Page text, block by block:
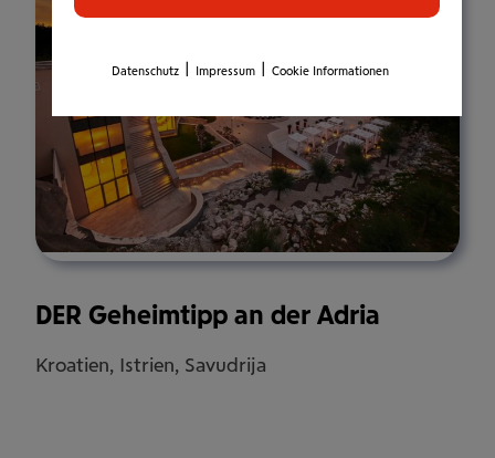
DER Geheimtipp an der Adria
Kroatien, Istrien, Savudrija
Datenschutz Impressum Cookie Informationen